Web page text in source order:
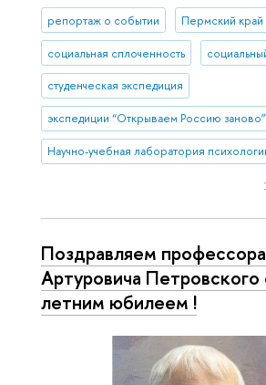
репортаж о событии Пермский край
социальная сплоченность
студенческая экспедиция
экспедиции “Открываем Россию заново”
Научно-учебная лаборатория
Поздравляем
Артуровича Петровского
летним юбилеем !